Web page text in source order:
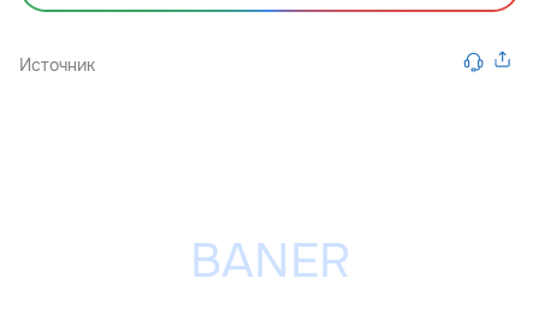
Источник